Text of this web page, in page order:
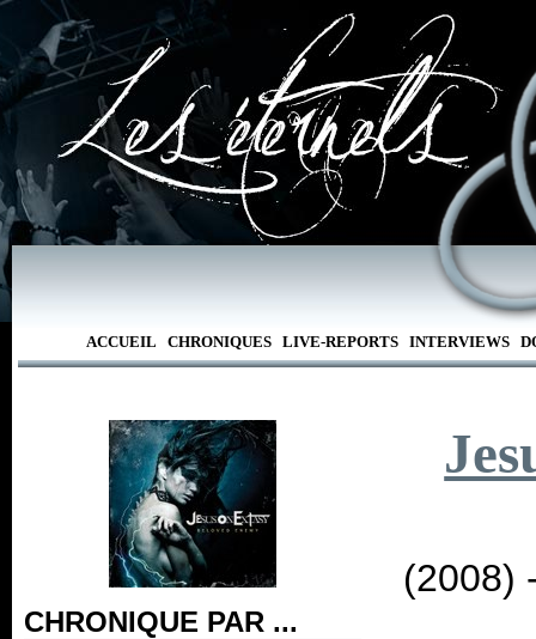
ACCUEIL CHRONIQUES LIVE-REPORTS INTERVIEWS
CHRONIQUE PAR ...
(2008)